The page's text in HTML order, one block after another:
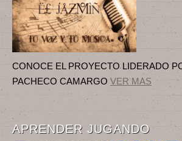
CONOCE EL PROYECTO LIDERADO
PACHECO CAMARGO VER MAS
APRENDER JUGANDO